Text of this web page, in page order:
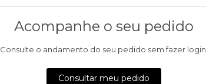
Acompanhe o seu pedido
Consulte o andamento do seu pedido sem fazer login.
Consultar meu pedido